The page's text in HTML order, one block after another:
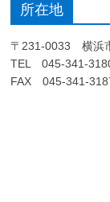
所在地
〒231-0033 横浜
TEL 045-341-
FAX 045-341-